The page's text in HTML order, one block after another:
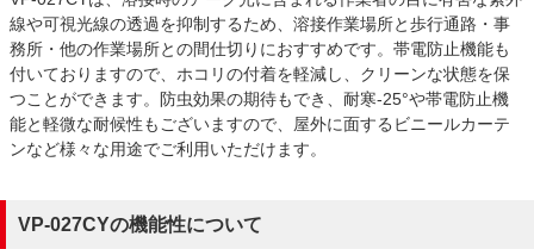
線や可視光線の透過を抑制するため、溶接作業場所と歩行通路・事
務所・他の作業場所との間仕切りにおすすめです。帯電防止機能も
付いておりますので、ホコリの付着を軽減し、クリーンな状態を保
つことができます。防虫効果の期待もでき、耐寒-25°や帯電防止機
能と軽微な耐候性もございますので、屋外に面するビニールカーテ
ンなど様々な用途でご利用いただけます。
VP-027CYの機能性について